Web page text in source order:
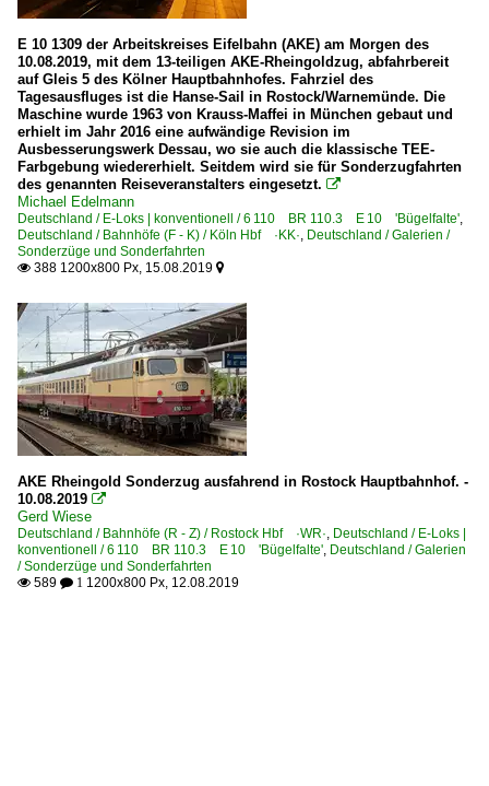
E 10 1309 der Arbeitskreises Eifelbahn (AKE) am Morgen des
10.08.2019, mit dem 13-teiligen AKE-Rheingoldzug, abfahrbereit
auf Gleis 5 des Kölner Hauptbahnhofes. Fahrziel des
Tagesausfluges ist die Hanse-Sail in Rostock/Warnemünde. Die
Maschine wurde 1963 von Krauss-Maffei in München gebaut und
erhielt im Jahr 2016 eine aufwändige Revision im
Ausbesserungswerk Dessau, wo sie auch die klassische TEE-
Farbgebung wiedererhielt. Seitdem wird sie für Sonderzugfahrten
des genannten Reiseveranstalters eingesetzt. 
Michael Edelmann
Deutschland / E-Loks | konventionell / 6 110 BR 110.3 E 10 'Bügelfalte'
Deutschland / Bahnhöfe (F - K) / Köln Hbf ·KK· Deutschland / Galerien /
Sonderzüge und Sonderfahrten
 388 1200x800 Px, 15.08.2019 
AKE Rheingold Sonderzug ausfahrend in Rostock Hauptbahnhof. -
10.08.2019 
Gerd Wiese
Deutschland / Bahnhöfe (R - Z) / Rostock Hbf ·WR· Deutschland / E-Loks |
konventionell / 6 110 BR 110.3 E 10 'Bügelfalte' Deutschland / Galerien
/ Sonderzüge und Sonderfahrten
 589  1 1200x800 Px, 12.08.2019